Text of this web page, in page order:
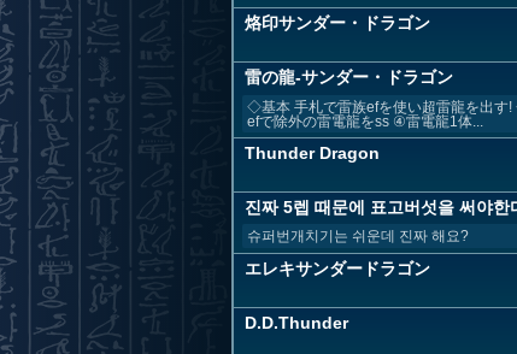
烙印サンダー・ドラゴン
雷の龍-サンダー・ドラゴン
◇基本 手札で雷族efを使い超雷龍を出
efで除外の雷電龍をss ④雷電龍1体...
Thunder Dragon
진짜 5렙 때문에 표고버섯을 써야
슈퍼번개치기는 쉬운데 진짜 해요?
エレキサンダードラゴン
D.D.Thunder